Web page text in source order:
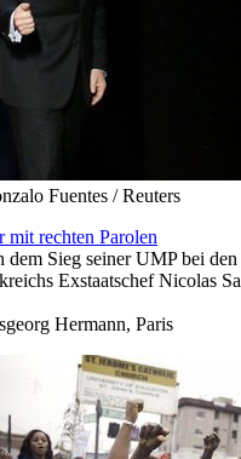
Fuentes / Reuters
mit rechten Parolen
dem Sieg seiner UMP bei
Exstaatschef Nicolas
Hermann, Paris